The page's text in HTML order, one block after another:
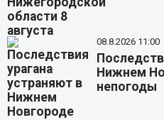
08.8.2026 11:00
Нижнем
непогоды